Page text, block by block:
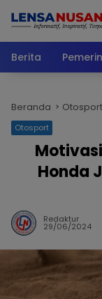
Berita
Beranda Otosport
Otosport
Honda
Redaktur
29/06/2024